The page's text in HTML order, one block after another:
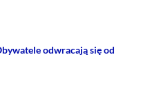
odwracają się od